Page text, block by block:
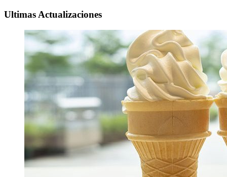
Ultimas Actualizaciones